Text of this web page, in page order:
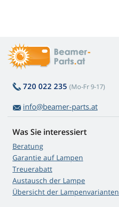
720 022 235 (Mo-Fr 9-17)
info@beamer-parts.at
Was Sie interessiert
Beratung
Garantie auf Lampen
Treuerabatt
Austausch der Lampe
Übersicht der Lampenvarianten